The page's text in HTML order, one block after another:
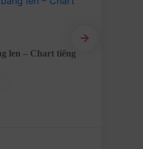
len – Chart tiếng